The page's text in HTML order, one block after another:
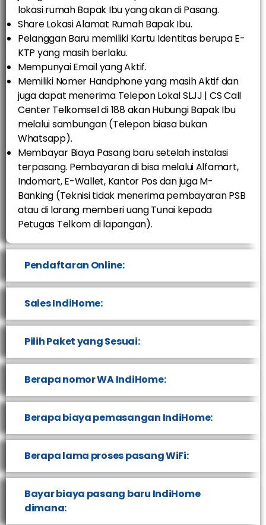
lokasi rumah Bapak Ibu yang akan di Pasang.
Share Lokasi Alamat Rumah Bapak Ibu.
Pelanggan Baru memiliki Kartu Identitas berupa E-
KTP yang masih berlaku.
Mempunyai Email yang Aktif.
Memiliki Nomer Handphone yang masih Aktif dan
juga dapat menerima Telepon Lokal SLJJ | CS Call
Center Telkomsel di 188 akan Hubungi Bapak Ibu
melalui sambungan (Telepon biasa bukan
Whatsapp).
Membayar Biaya Pasang baru setelah instalasi
terpasang. Pembayaran di bisa melalui Alfamart,
Indomart, E-Wallet, Kantor Pos dan juga M-
Banking (Teknisi tidak menerima pembayaran PSB
atau di larang memberi uang Tunai kepada
Petugas Telkom di lapangan).
Pendaftaran Online:
Sales IndiHome:
Pilih Paket yang Sesuai:
Berapa nomor WA IndiHome:
Berapa biaya pemasangan IndiHome:
Berapa lama proses pasang WiFi:
Bayar biaya pasang baru IndiHome
dimana: